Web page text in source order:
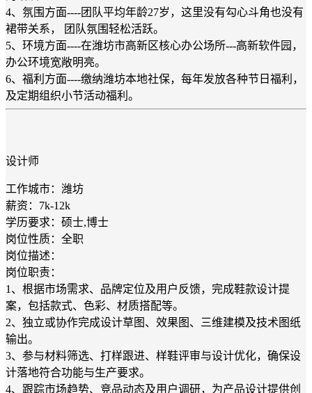
4、氛围方面----团队平均年龄27岁，这里没有勾心斗角也没有
裙带关系， 团队氛围轻松活跃。
5、环境方面----在潍坊市高新区核心办公场所---高新软件园，
办公环境宽敞明亮。
6、福利方面----缴纳潍坊本地社保，每年发放各种节日福利，
及定期组织小节活动福利。
设计师
工作城市：潍坊
薪资：7k-12k
学历要求：硕士,博士
岗位性质：全职
岗位描述：
岗位职责：
1、根据市场需求、品牌定位及用户反馈，完成鞋款设计提
案，包括款式、色彩、材质搭配等。
2、独立或协作完成设计草图、效果图、三维建模及技术图纸
输出。
3、参与材料筛选、打样跟进、样鞋评审与设计优化，确保设
计落地符合功能与生产要求。
4、跟踪市场趋势、竞品动态及用户调研，为产品设计提供创